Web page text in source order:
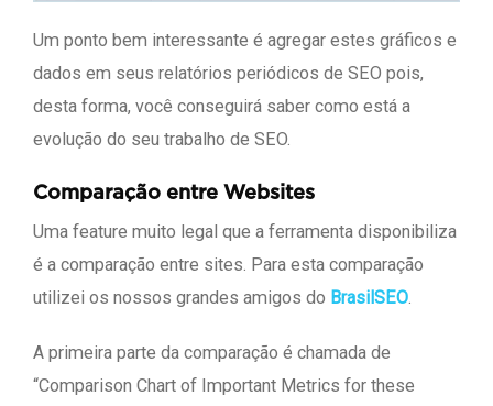
Um ponto bem interessante é agregar estes gráficos e
dados em seus relatórios periódicos de SEO pois,
desta forma, você conseguirá saber como está a
evolução do seu trabalho de SEO.
Comparação entre Websites
Uma feature muito legal que a ferramenta disponibiliza
é a comparação entre sites. Para esta comparação
utilizei os nossos grandes amigos do BrasilSEO.
A primeira parte da comparação é chamada de
“Comparison Chart of Important Metrics for these